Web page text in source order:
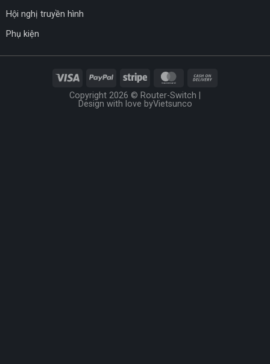
Hội nghị truyền hình
Phụ kiện
Copyright 2026 © Router-Switch |
Design with love byVietsunco